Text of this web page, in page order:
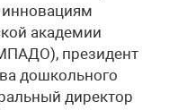
инновациям
академии
президент
дошкольного
директор